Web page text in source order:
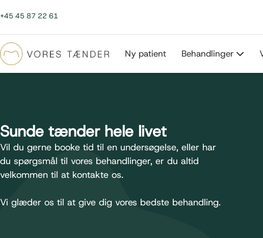
+45 45 87 22 61
Ny patient Behandlinger
Sunde tænder hele livet
Vil du gerne booke tid til en undersøgelse, eller har
du spørgsmål til vores behandlinger, er du altid
velkommen til at kontakte os.
Vi glæder os til at give dig vores bedste behandling.